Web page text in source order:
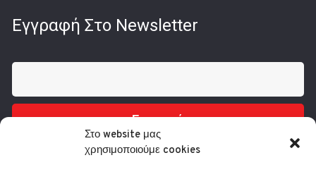
Στο website μας
χρησιμοποιούμε cookies
Εγγραφή Στο Newsletter
Εγγραφή